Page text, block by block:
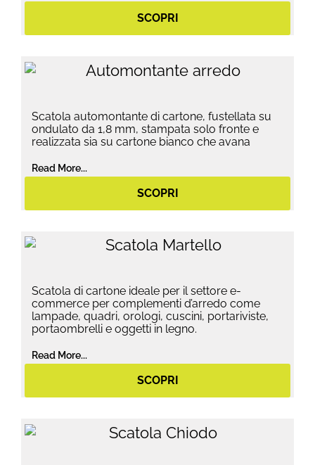
SCOPRI
Scatola automontante di cartone, fustellata su
ondulato da 1,8 mm, stampata solo fronte e
realizzata sia su cartone bianco che avana
Read More...
SCOPRI
Scatola di cartone ideale per il settore e-
commerce per complementi d’arredo come
lampade, quadri, orologi, cuscini, portariviste,
portaombrelli e oggetti in legno.
Read More...
SCOPRI